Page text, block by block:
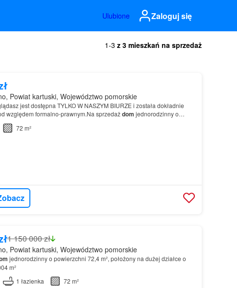
Ulubione Zaloguj się
1-3 z 3 mieszkań na sprzedaż
Powiat kartuski, Województwo pomorskie
jest dostępna TYLKO W NASZYM BIURZE i została dokładnie
względem formalno-prawnym.Na sprzedażdom jednorodzinny o
działka dająca wiele możliwości aranżacji potencjał po…
72 m²
1 150 000 zł
Powiat kartuski, Województwo pomorskie
jednorodzinny o powierzchni 72,4 m², położony na dużej działce o
m²
1 łazienka
72 m²